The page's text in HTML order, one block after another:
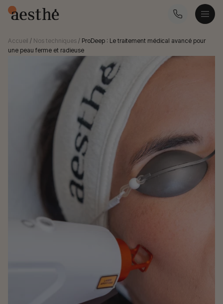
Accueil / Nos techniques / ProDeep : Le traitement médical avancé pour
une peau ferme et radieuse